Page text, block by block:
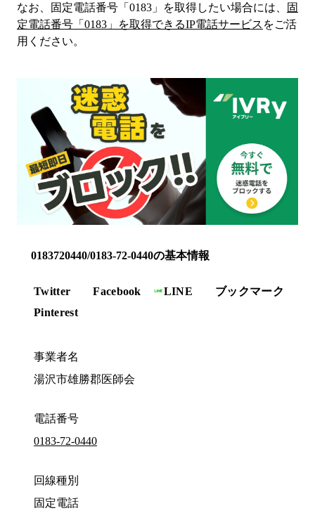
なお、固定電話番号「 0183 」を取得したい場合には、
固
定電話番号「 0183 」を取得できるIP電話サービス をご活
用ください。
0183720440/0183-72-0440の基本情報
Twitter Facebook LINE
ブックマーク
Pinterest
事業者名
湯沢市雄勝郡医師会
電話番号
0183-72-0440
回線種別
固定電話